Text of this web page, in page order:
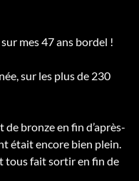
mes 47 ans bordel !
sur les plus de 230
bronze en fin d’après-
était encore bien plein.
tous fait sortir en fin de